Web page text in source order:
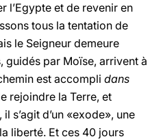
l’Egypte et de revenir en
tous la tentation de
le Seigneur demeure
guidés par Moïse, arrivent à
est accompli dans
rejoindre la Terre, et
s’agit d’un «exode», une
liberté. Et ces 40 jours